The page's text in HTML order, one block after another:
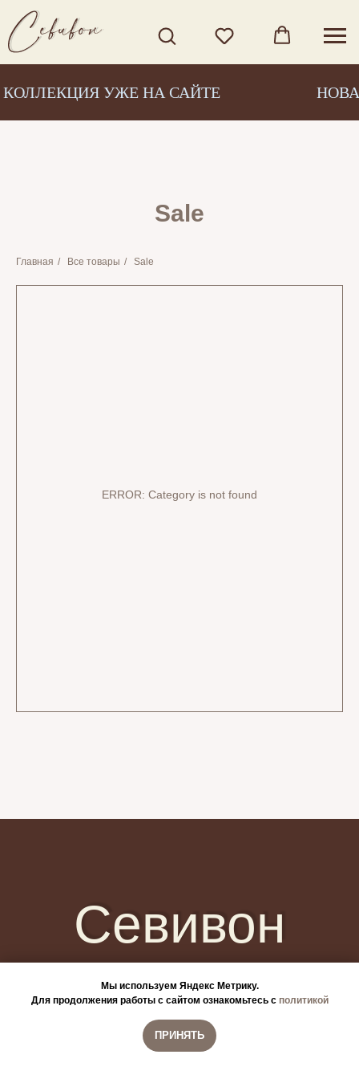
УЖЕ НА САЙТЕ
Sale
Главная / Все товары / Sale
ERROR: Category is not found
Севивон
Каталог
Доставка и возврат
Вопросы
Мы используем Яндекс Метрику.
Для продолжения работы с сайтом ознакомьтесь с политикой
ПРИНЯТЬ